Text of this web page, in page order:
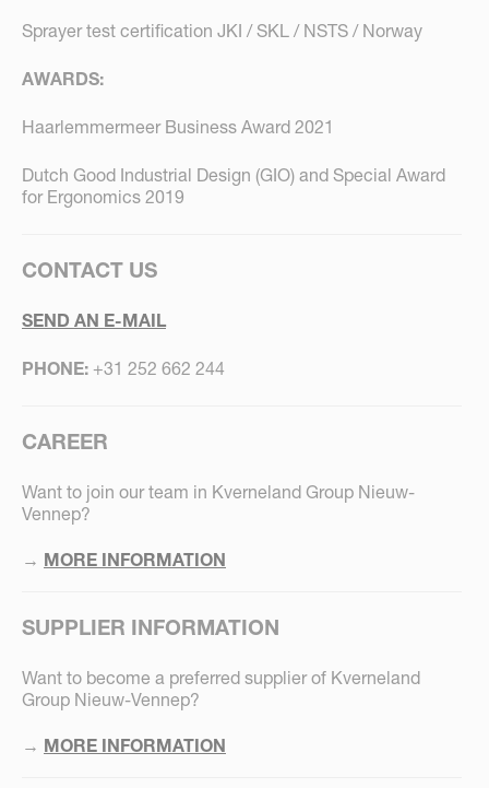
Sprayer test certification JKI / SKL / NSTS / Norway
AWARDS:
Haarlemmermeer Business Award 2021
Dutch Good Industrial Design (GIO) and Special Award
for Ergonomics 2019
CONTACT US
SEND AN E-MAIL
PHONE: +31 252 662 244
CAREER
Want to join our team in Kverneland Group Nieuw-
Vennep?
→ MORE INFORMATION
SUPPLIER INFORMATION
Want to become a preferred supplier of Kverneland
Group Nieuw-Vennep?
→ MORE INFORMATION